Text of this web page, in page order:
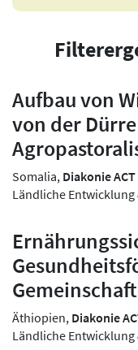
Aufbau von
von der
Somalia, Diakonie
Ländliche
Äthiopien, Diakonie
Ländliche